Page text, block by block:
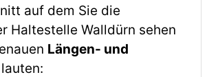
auf dem Sie die
Haltestelle Walldürn sehen
Längen- und